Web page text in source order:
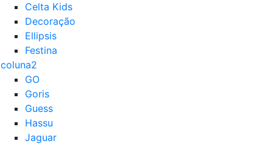
Celta Kids
Decoração
Ellipsis
Festina
coluna2
GO
Goris
Guess
Hassu
Jaguar